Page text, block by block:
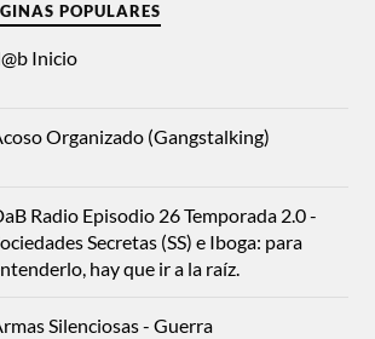
POPULARES
Inicio
Organizado (Gangstalking)
Radio Episodio 26 Temporada 2.0 -
Secretas (SS) e Iboga: para
hay que ir a la raíz.
Silenciosas - Guerra